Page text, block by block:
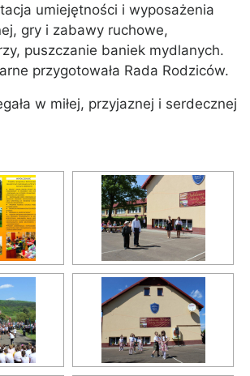
umiejętności i wyposażenia
gry i zabawy ruchowe,
puszczanie baniek mydlanych.
przygotowała Rada Rodziców.
w miłej, przyjaznej i serdecznej